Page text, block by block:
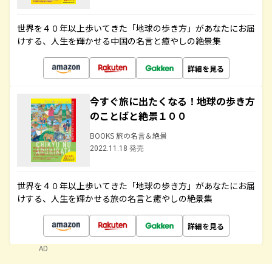
世界を４０年以上歩いてきた「地球の歩き方」があなたにお届
けする、人生を輝かせる中国の名言と癒やしの絶景集
詳細を見る
今すぐ旅に出たくなる！地球の歩き方
のことばと絶景１００
BOOKS 旅の名言＆絶景
2022.11.18 発売
世界を４０年以上歩いてきた「地球の歩き方」があなたにお届
けする、人生を輝かせる旅の名言と癒やしの絶景集
詳細を見る
AD